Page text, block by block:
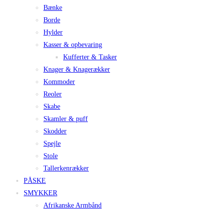
Bænke
Borde
Hylder
Kasser & opbevaring
Kufferter & Tasker
Knager & Knagerækker
Kommoder
Reoler
Skabe
Skamler & puff
Skodder
Spejle
Stole
Tallerkenrækker
PÅSKE
SMYKKER
Afrikanske Armbånd